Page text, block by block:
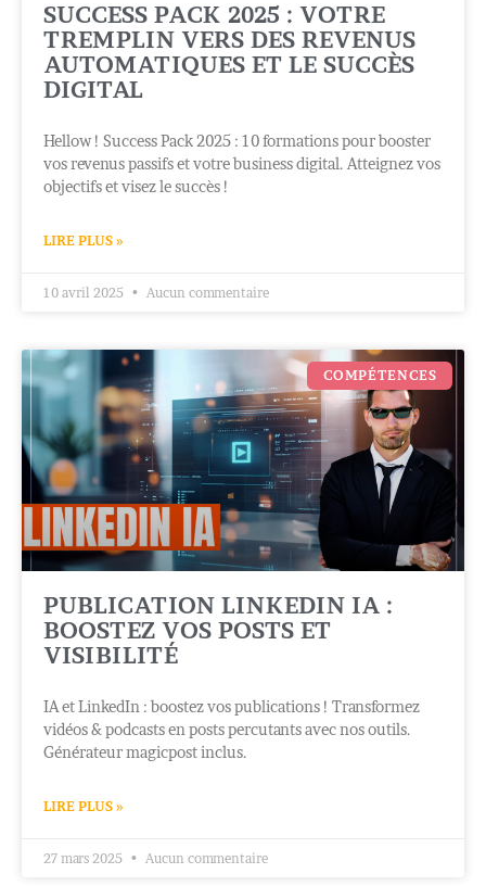
SUCCESS PACK 2025 : VOTRE
TREMPLIN VERS DES REVENUS
AUTOMATIQUES ET LE SUCCÈS
DIGITAL
Hellow ! Success Pack 2025 : 10 formations pour booster
vos revenus passifs et votre business digital. Atteignez vos
objectifs et visez le succès !
LIRE PLUS »
10 avril 2025 Aucun commentaire
COMPÉTENCES
PUBLICATION LINKEDIN IA :
BOOSTEZ VOS POSTS ET
VISIBILITÉ
IA et LinkedIn : boostez vos publications ! Transformez
vidéos & podcasts en posts percutants avec nos outils.
Générateur magicpost inclus.
LIRE PLUS »
27 mars 2025 Aucun commentaire